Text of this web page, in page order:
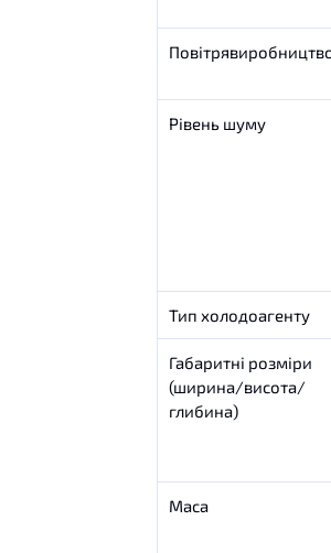
Рівень шуму
Тип холодоагенту
Габаритні розміри
(ширина/висота/
глибина)
Маса